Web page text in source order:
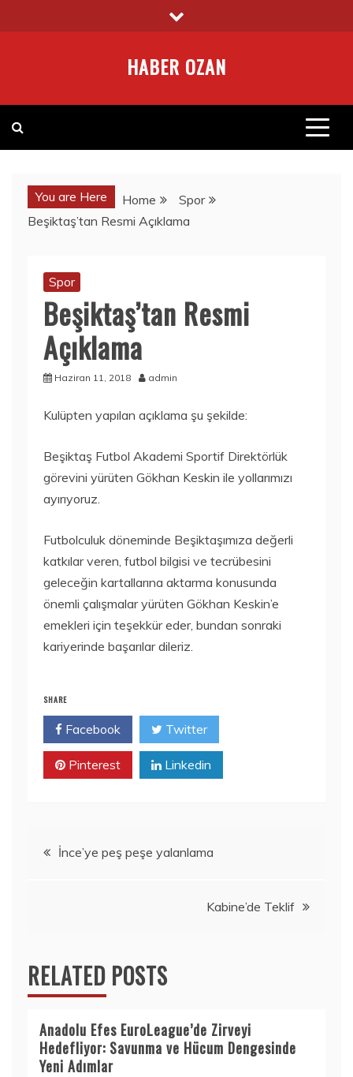
to
HABER OZAN
You are Here Home
Spor
Beşiktaş’tan Resmi Açıklama
Spor
Beşiktaş’tan Resmi
Açıklama
Haziran 11, 2018 admin
Kulüpten yapılan açıklama şu şekilde:
Beşiktaş Futbol Akademi Sportif Direktörlük
görevini yürüten Gökhan Keskin ile yollarımızı
ayırıyoruz.
Futbolculuk döneminde Beşiktaşımıza değerli
katkılar veren, futbol bilgisi ve tecrübesini
geleceğin kartallarına aktarma konusunda
önemli çalışmalar yürüten Gökhan Keskin’e
emekleri için teşekkür eder, bundan sonraki
kariyerinde başarılar dileriz.
SHARE
Facebook Twitter
Pinterest Linkedin
Yazıİnce’ye peş peşe yalanlama
Kabine’de Teklif
RELATED POSTS
Anadolu Efes EuroLeague’de Zirveyi
Hedefliyor: Savunma ve Hücum Dengesinde
Yeni Adımlar